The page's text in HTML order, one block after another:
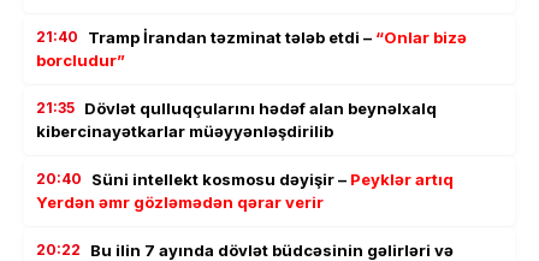
21:40 Tramp İrandan təzminat tələb etdi – “Onlar bizə
borcludur”
21:35 Dövlət qulluqçularını hədəf alan beynəlxalq
kibercinayətkarlar müəyyənləşdirilib
20:40 Süni intellekt kosmosu dəyişir – Peyklər artıq
Yerdən əmr gözləmədən qərar verir
20:22
Bu ilin 7 ayında dövlət büdcəsinin gəlirləri və